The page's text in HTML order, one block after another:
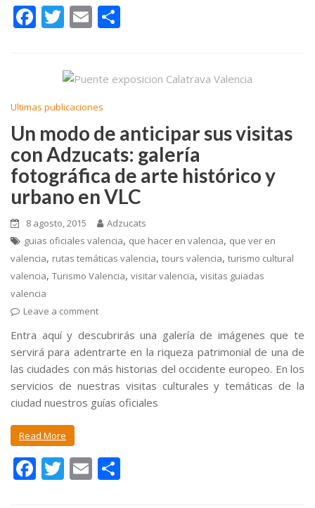
F
o
o
k
T
er
E
l p
ti
r
Ultimas publicaciones
Un modo de anticipar sus visitas
con Adzucats: galería
fotográfica de arte histórico y
urbano en VLC
8 agosto, 2015
Adzucats
guias oficiales valencia, que hacer en valencia, que ver en
valencia, rutas temáticas valencia, tours valencia, turismo cultural
valencia, Turismo Valencia, visitar valencia, visitas guiadas
valencia
Leave a comment
Entra aquí y descubrirás una galería de imágenes que te
servirá para adentrarte en la riqueza patrimonial de una de
las ciudades con más historias del occidente europeo. En los
servicios de nuestras visitas culturales y temáticas de la
ciudad nuestros guías oficiales
Read More
F T E